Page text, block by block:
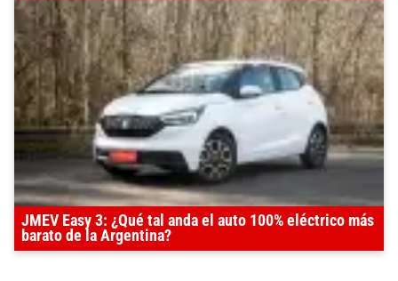
JMEV Easy 3: ¿Qué tal anda el auto 100% eléctrico más
barato de la Argentina?